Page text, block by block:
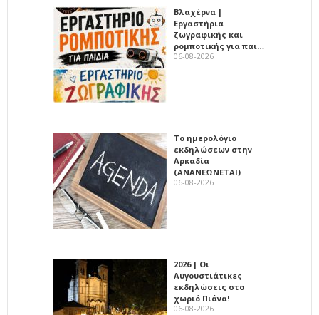
Βλαχέρνα |
Εργαστήρια
ζωγραφικής και
ρομποτικής για παι…
06-08-2026
Το ημερολόγιο
εκδηλώσεων στην
Αρκαδία
(ΑΝΑΝΕΩΝΕΤΑΙ)
06-08-2026
2026 | Οι
Αυγουστιάτικες
εκδηλώσεις στο
χωριό Πιάνα!
06-08-2026